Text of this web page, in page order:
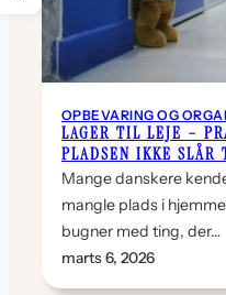
OPBEVARING OG
LAGER TIL LEJE –
PLADSEN IKKE SLÅR
Mange danskere
mangle plads i
bugner med ting, der…
marts 6, 2026